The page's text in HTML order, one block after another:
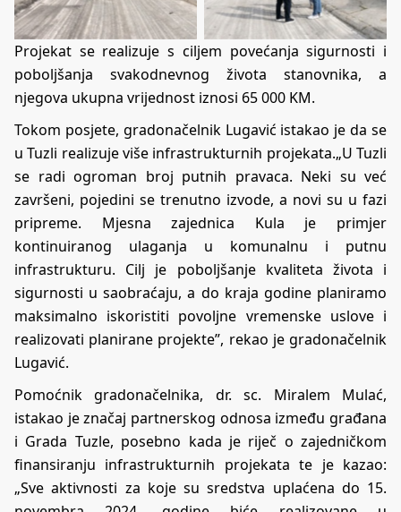
Projekat se realizuje s ciljem povećanja sigurnosti i
poboljšanja svakodnevnog života stanovnika, a
njegova ukupna vrijednost iznosi 65 000 KM.
Tokom posjete, gradonačelnik Lugavić istakao je da se
u Tuzli realizuje više infrastrukturnih projekata.„U Tuzli
se radi ogroman broj putnih pravaca. Neki su već
završeni, pojedini se trenutno izvode, a novi su u fazi
pripreme. Mjesna zajednica Kula je primjer
kontinuiranog ulaganja u komunalnu i putnu
infrastrukturu. Cilj je poboljšanje kvaliteta života i
sigurnosti u saobraćaju, a do kraja godine planiramo
maksimalno iskoristiti povoljne vremenske uslove i
realizovati planirane projekte”, rekao je gradonačelnik
Lugavić.
Pomoćnik gradonačelnika, dr. sc. Miralem Mulać,
istakao je značaj partnerskog odnosa između građana
i Grada Tuzle, posebno kada je riječ o zajedničkom
finansiranju infrastrukturnih projekata te je kazao:
„Sve aktivnosti za koje su sredstva uplaćena do 15.